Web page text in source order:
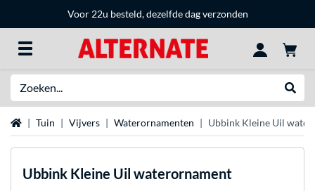
Voor 22u besteld, dezelfde dag verzonden
HomeTuin Vijvers Waterornamenten Ubbink Kleine Uil
Ubbink Kleine Uil waterornament